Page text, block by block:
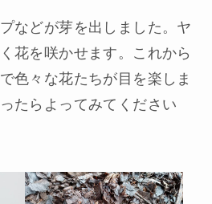
などが芽を出しました。ヤ
花を咲かせます。これから
色々な花たちが目を楽しま
たらよってみてください